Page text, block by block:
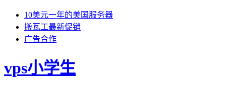
10美元一年的美国服务器
搬瓦工最新促销
广告合作
vps小学生